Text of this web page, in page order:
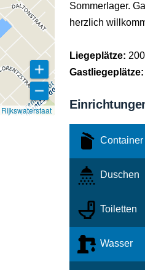
Rijkswaterstaat
Sommerlager.
herzlich
Liegeplätze: 200
Gastliegeplätze:
Container
Duschen
Toiletten
Wasser